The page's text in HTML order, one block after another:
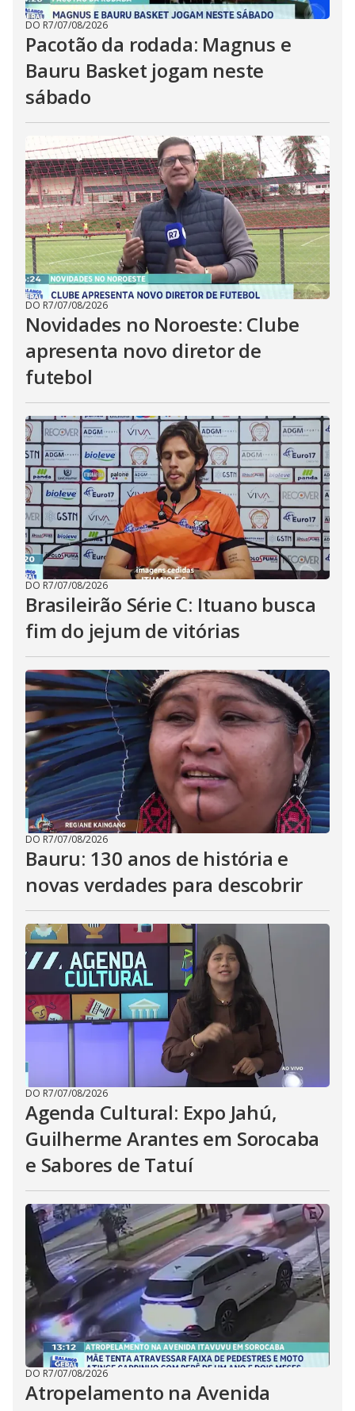
DO R7/07/08/2026
Pacotão da rodada: Magnus e
Bauru Basket jogam neste
sábado
DO R7/07/08/2026
Novidades no Noroeste: Clube
apresenta novo diretor de
futebol
DO R7/07/08/2026
Brasileirão Série C: Ituano busca
fim do jejum de vitórias
DO R7/07/08/2026
Bauru: 130 anos de história e
novas verdades para descobrir
DO R7/07/08/2026
Agenda Cultural: Expo Jahú,
Guilherme Arantes em Sorocaba
e Sabores de Tatuí
DO R7/07/08/2026
Atropelamento na Avenida